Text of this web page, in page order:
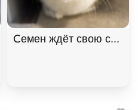
руки
Семен ждёт свою семью